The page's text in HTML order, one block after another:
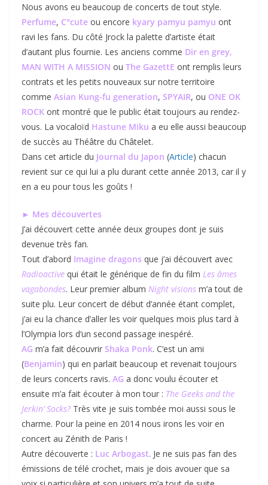
Nous avons eu beaucoup de concerts de tout style.
Perfume, C°cute ou encore kyary pamyu pamyu ont
ravi les fans. Du côté Jrock la palette d’artiste était
d’autant plus fournie. Les anciens comme Dir en grey,
MAN WITH A MISSION ou The GazettE ont remplis leurs
contrats et les petits nouveaux sur notre territoire
comme Asian Kung-fu generation, SPYAIR, ou ONE OK
ROCK ont montré que le public était toujours au rendez-
vous. La vocaloïd Hastune Miku a eu elle aussi beaucoup
de succès au Théâtre du Châtelet.
Dans cet article du Journal du Japon (Article) chacun
revient sur ce qui lui a plu durant cette année 2013, car il y
en a eu pour tous les goûts !
► Mes découvertes
J’ai découvert cette année deux groupes dont je suis
devenue très fan.
Tout d’abord Imagine dragons que j’ai découvert avec
Radioactive qui était le générique de fin du film Les âmes
vagabondes. Leur premier album Night visions m’a tout de
suite plu. Leur concert de début d’année étant complet,
j’ai eu la chance d’aller les voir quelques mois plus tard à
l’Olympia lors d’un second passage inespéré.
AG m’a fait découvrir Shaka Ponk. C’est un ami
(Benjamin) qui en parlait beaucoup et revenait toujours
de leurs concerts ravis. AG a donc voulu écouter et
ensuite m’a fait écouter à mon tour : The Geeks and the
Jerkin’ Socks? Très vite je suis tombée moi aussi sous le
charme. Pour la peine en 2014 nous irons les voir en
concert au Zénith de Paris !
Autre découverte : Luc Arbogast. Je ne suis pas fan des
émissions de télé crochet, mais je dois avouer que sa